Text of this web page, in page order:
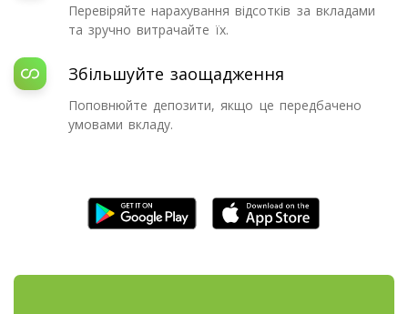
Перевіряйте нарахування відсотків за вкладами
та зручно витрачайте їх.
Збільшуйте заощадження
Поповнюйте депозити, якщо це передбачено
умовами вкладу.